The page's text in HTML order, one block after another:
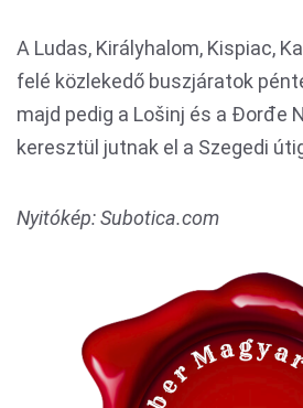
A Ludas, Királyhalom, Kispiac,
felé közlekedő buszjáratok
majd pedig a Lošinj és a Đorđe
keresztül jutnak el a Szegedi
Nyitókép: Subotica.com